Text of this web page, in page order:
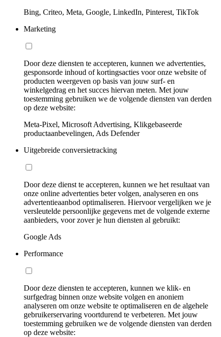
Bing, Criteo, Meta, Google, LinkedIn, Pinterest, TikTok
Marketing
Door deze diensten te accepteren, kunnen we advertenties,
gesponsorde inhoud of kortingsacties voor onze website of
producten weergeven op basis van jouw surf- en
winkelgedrag en het succes hiervan meten. Met jouw
toestemming gebruiken we de volgende diensten van derden
op deze website:
Meta-Pixel, Microsoft Advertising, Klikgebaseerde
productaanbevelingen, Ads Defender
Uitgebreide conversietracking
Door deze dienst te accepteren, kunnen we het resultaat van
onze online advertenties beter volgen, analyseren en ons
advertentieaanbod optimaliseren. Hiervoor vergelijken we je
versleutelde persoonlijke gegevens met de volgende externe
aanbieders, voor zover je hun diensten al gebruikt:
Google Ads
Performance
Door deze diensten te accepteren, kunnen we klik- en
surfgedrag binnen onze website volgen en anoniem
analyseren om onze website te optimaliseren en de algehele
gebruikerservaring voortdurend te verbeteren. Met jouw
toestemming gebruiken we de volgende diensten van derden
op deze website: